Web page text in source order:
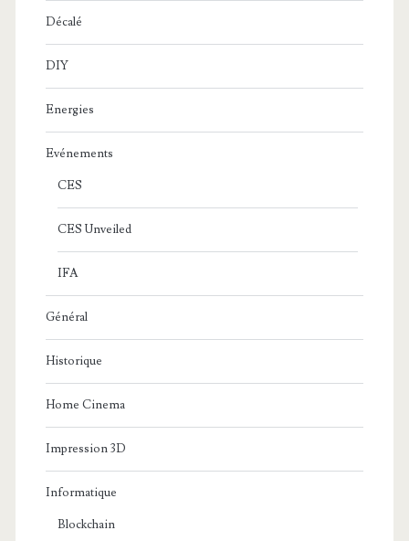
Décalé
DIY
Energies
Evénements
CES
CES Unveiled
IFA
Général
Historique
Home Cinema
Impression 3D
Informatique
Blockchain